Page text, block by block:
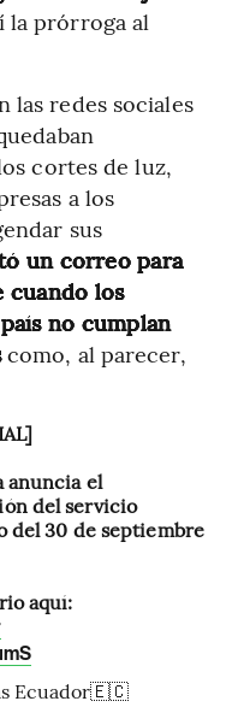
la prórroga al
las redes sociales
cortes de luz,
a los
sus
un correo para
cuando los
no cumplan
como, al parecer,
anuncia el
del servicio
del 30 de septiembre
aquí:
Ecuador🇪🇨